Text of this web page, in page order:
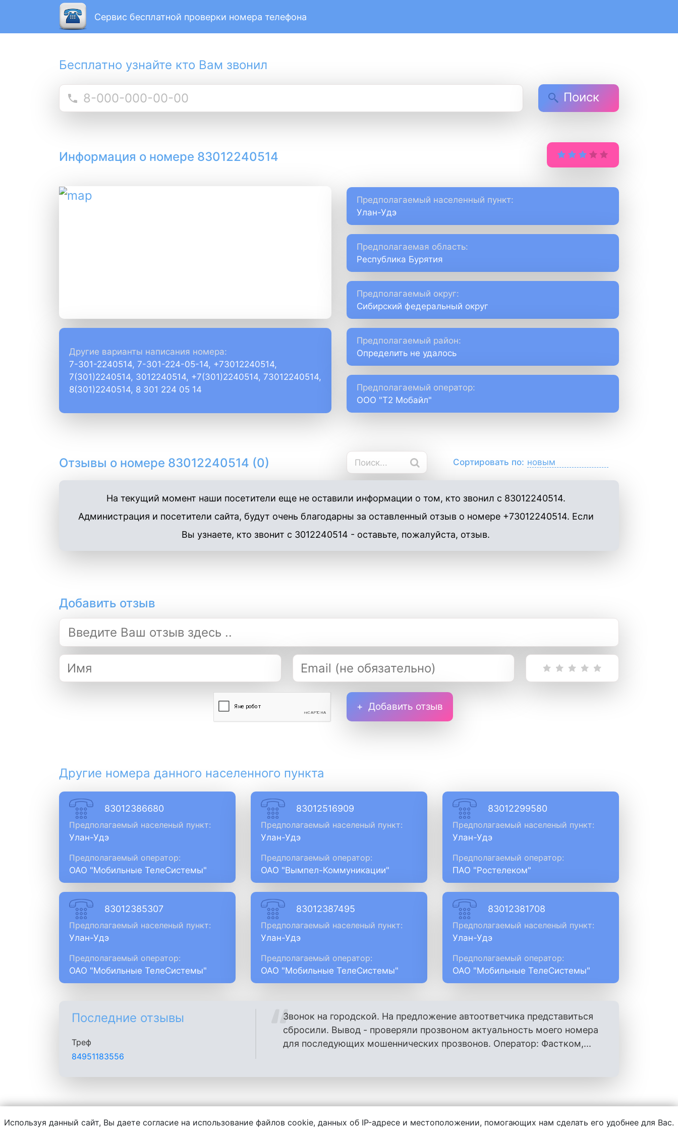
Сервис бесплатной проверки номера телефона
Бесплатно узнайте кто Вам звонил
Поиск
Информация о номере 83012240514
Предполагаемый населенный пункт:
Улан-Удэ
Предполагаемая область:
Республика Бурятия
Предполагаемый округ:
Сибирский федеральный округ
Другие варианты написания номера:
7-301-2240514, 7-301-224-05-14, +73012240514,
7(301)2240514, 3012240514, +7(301)2240514, 73012240514,
8(301)2240514, 8 301 224 05 14
Предполагаемый район:
Определить не удалось
Предполагаемый оператор:
ООО "Т2 Мобайл"
Отзывы о номере 83012240514 (0) Сортировать по:
На текущий момент наши посетители еще не оставили информации о том, кто звонил с 83012240514.
Администрация и посетители сайта, будут очень благодарны за оставленный отзыв о номере +73012240514. Если
Вы узнаете, кто звонит с 3012240514 - оставьте, пожалуйста, отзыв.
Добавить отзыв
Добавить отзыв
Другие номера данного населенного пункта
83012386680
Предполагаемый населеный пункт:
Улан-Удэ
Предполагаемый оператор:
ОАО "Мобильные ТелеСистемы"
83012516909
Предполагаемый населеный пункт:
Улан-Удэ
Предполагаемый оператор:
ОАО "Вымпел-Коммуникации"
83012299580
Предполагаемый населеный пункт:
Улан-Удэ
Предполагаемый оператор:
ПАО "Ростелеком"
83012385307
Предполагаемый населеный пункт:
Улан-Удэ
Предполагаемый оператор:
ОАО "Мобильные ТелеСистемы"
83012387495
Предполагаемый населеный пункт:
Улан-Удэ
Предполагаемый оператор:
ОАО "Мобильные ТелеСистемы"
83012381708
Предполагаемый населеный пункт:
Улан-Удэ
Предполагаемый оператор:
ОАО "Мобильные ТелеСистемы"
Последние отзывы
Треф
84951183556
Звонок на городской. На предложение автоответчика представиться
сбросили. Вывод - проверяли прозвоном актуальность моего номера
для последующих мошеннических прозвонов. Оператор: Фастком,...
Администрация сайта не несет ответственности за содержание комментариев, любой другой информации, написанной пользователями.
Используя данный сайт, Вы даете согласие на использование файлов cookie, данных об IP-адресе и местоположении, помогающих нам сделать его удобнее для Вас.